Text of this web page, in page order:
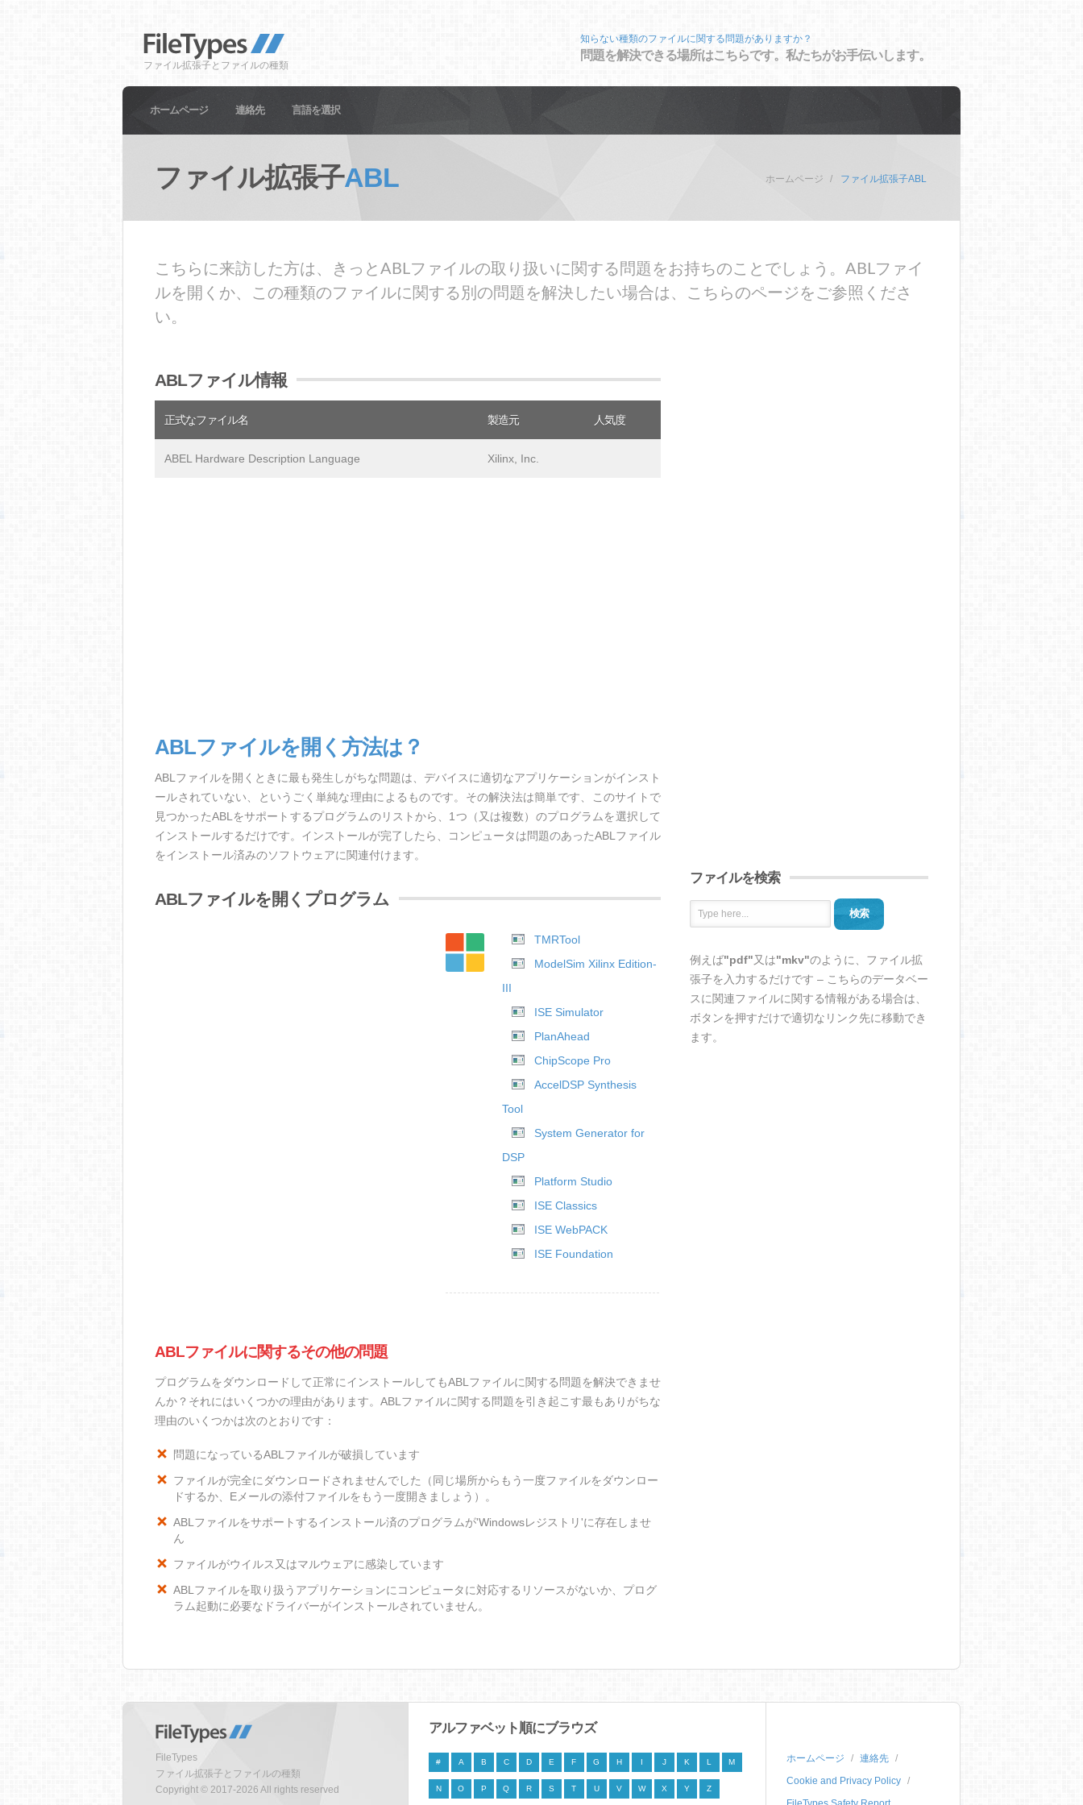
ファイル拡張子とファイルの種類
知らない種類のファイルに関する問題がありますか？
問題を解決できる場所はこちらです。私たちがお手伝いします。
ホームページ 連絡先 言語を選択
ファイル拡張子ABL ホームページ ファイル拡張子ABL
こちらに来訪した方は、きっとABLファイルの取り扱いに関する問題をお持ちのことでしょう。ABLファイ
ルを開くか、この種類のファイルに関する別の問題を解決したい場合は、こちらのページをご参照くださ
い。
ABLファイル情報
正式なファイル名 製造元 人気度
ABEL Hardware Description Language Xilinx, Inc.
ABLファイルを開く方法は？
ABLファイルを開くときに最も発生しがちな問題は、デバイスに適切なアプリケーションがインスト
ールされていない、というごく単純な理由によるものです。その解決法は簡単です、このサイトで
見つかったABLをサポートするプログラムのリストから、1つ（又は複数）のプログラムを選択して
インストールするだけです。インストールが完了したら、コンピュータは問題のあったABLファイル
をインストール済みのソフトウェアに関連付けます。
ABLファイルを開くプログラム
TMRTool
ModelSim Xilinx Edition-
III
ISE Simulator
PlanAhead
ChipScope Pro
AccelDSP Synthesis
Tool
System Generator for
DSP
Platform Studio
ISE Classics
ISE WebPACK
ISE Foundation
ABLファイルに関するその他の問題
プログラムをダウンロードして正常にインストールしてもABLファイルに関する問題を解決できませ
んか？それにはいくつかの理由があります。ABLファイルに関する問題を引き起こす最もありがちな
理由のいくつかは次のとおりです：
問題になっているABLファイルが破損しています
ファイルが完全にダウンロードされませんでした（同じ場所からもう一度ファイルをダウンロー
ドするか、Eメールの添付ファイルをもう一度開きましょう）。
ABLファイルをサポートするインストール済のプログラムが'Windowsレジストリ'に存在しませ
ん
ファイルがウイルス又はマルウェアに感染しています
ABLファイルを取り扱うアプリケーションにコンピュータに対応するリソースがないか、プログ
ラム起動に必要なドライバーがインストールされていません。
ファイルを検索
検索
例えば"pdf"又は"mkv"のように、ファイル拡
張子を入力するだけです – こちらのデータベー
スに関連ファイルに関する情報がある場合は、
ボタンを押すだけで適切なリンク先に移動でき
ます。
FileTypes
ファイル拡張子とファイルの種類
Copyright © 2017-2026 All rights reserved
アルファベット順にブラウズ
# A B C D E F G H I J K L M
N O P Q R S T U V W X Y Z
ホームページ
連絡先
Cookie and Privacy Policy